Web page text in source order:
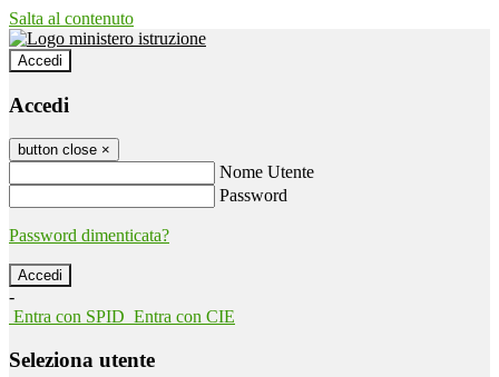
Salta al contenuto
Accedi
Accedi
button close ×
Nome Utente
Password
Password dimenticata?
-
Entra con SPID Entra con CIE
Seleziona utente